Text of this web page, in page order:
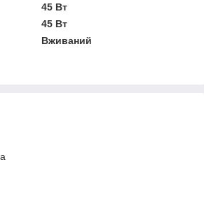
45 Вт
45 Вт
Вживаний